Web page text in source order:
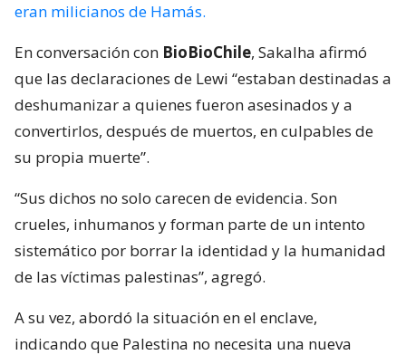
eran milicianos de Hamás.
En conversación con BioBioChile, Sakalha afirmó
que las declaraciones de Lewi “estaban destinadas a
deshumanizar a quienes fueron asesinados y a
convertirlos, después de muertos, en culpables de
su propia muerte”.
“Sus dichos no solo carecen de evidencia. Son
crueles, inhumanos y forman parte de un intento
sistemático por borrar la identidad y la humanidad
de las víctimas palestinas”, agregó.
A su vez, abordó la situación en el enclave,
indicando que Palestina no necesita una nueva